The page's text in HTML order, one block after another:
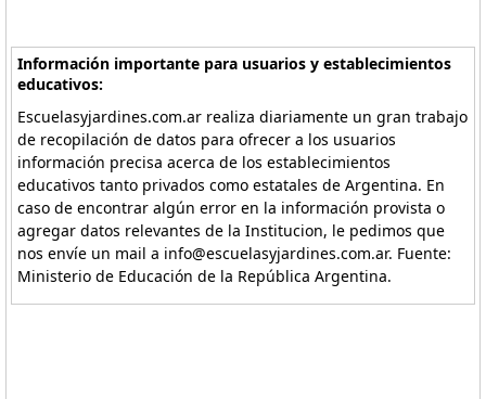
Información importante para usuarios y establecimientos
educativos:
Escuelasyjardines.com.ar realiza diariamente un gran trabajo
de recopilación de datos para ofrecer a los usuarios
información precisa acerca de los establecimientos
educativos tanto privados como estatales de Argentina. En
caso de encontrar algún error en la información provista o
agregar datos relevantes de la Institucion, le pedimos que
nos envíe un mail a info@escuelasyjardines.com.ar. Fuente:
Ministerio de Educación de la República Argentina.